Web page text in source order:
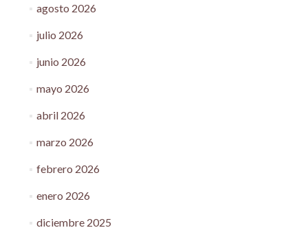
agosto 2026
julio 2026
junio 2026
mayo 2026
abril 2026
marzo 2026
febrero 2026
enero 2026
diciembre 2025